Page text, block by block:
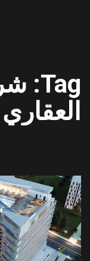
Tag: شركة تميز للتطوير
العقاري